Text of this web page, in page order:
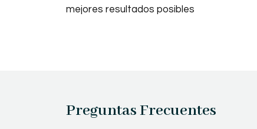
mejores resultados posibles
Preguntas Frecuentes